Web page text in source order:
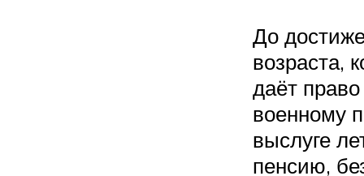
До
возраста,
даёт право
военному
выслуге
пенсию,